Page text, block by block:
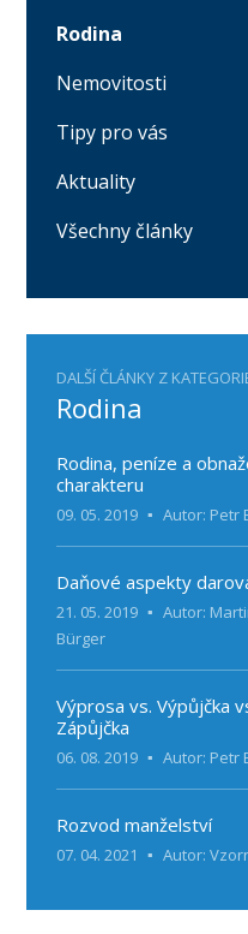
Rodina
Nemovitosti
Tipy pro vás
Aktuality
Všechny články
DALŠÍ ČLÁNKY Z
Rodina
Rodina, peníze a
charakteru
09. 05. 2019 Autor: Petr
Daňové aspekty
21. 05. 2019
Autor:
Bürger
Výprosa vs. Výpůjčka
Zápůjčka
06. 08. 2019 Autor: Petr
Rozvod manželství
07. 04. 2021 Autor: